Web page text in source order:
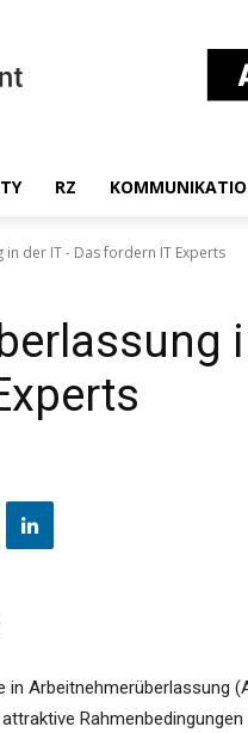
RZ
der IT - Das fordern IT Experts
Arbeitnehmerüberlassung